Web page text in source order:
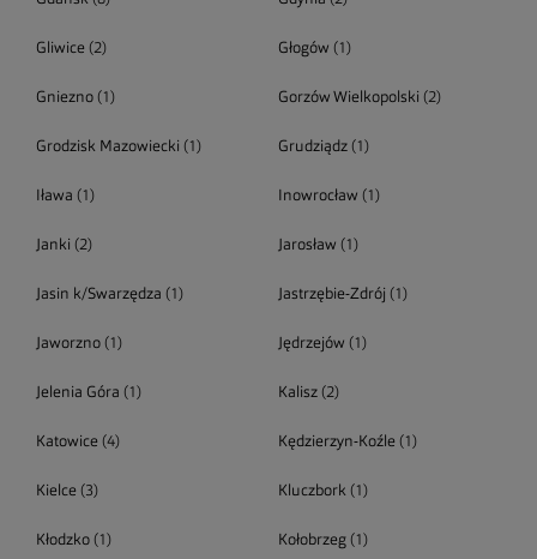
Gliwice (2) Głogów (1)
Gniezno (1) Gorzów Wielkopolski (2)
Grodzisk Mazowiecki (1) Grudziądz(1)
Iława (1) Inowrocław (1)
Janki (2) Jarosław (1)
Jasin k/Swarzędza (1) Jastrzębie-Zdrój (1)
Jaworzno (1) Jędrzejów (1)
Jelenia Góra (1) Kalisz(2)
Katowice (4) Kędzierzyn-Koźle (1)
Kielce (3) Kluczbork(1)
Kłodzko (1) Kołobrzeg(1)